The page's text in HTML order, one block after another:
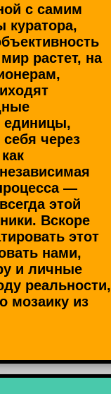
с самим
куратора,
растет, на
через
—
этой
Вскоре
этот
нами,
и личные
реальности,
мозаику из